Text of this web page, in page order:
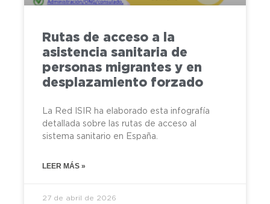
Rutas de acceso a la
asistencia sanitaria de
personas migrantes y en
desplazamiento forzado
La Red ISIR ha elaborado esta infografía
detallada sobre las rutas de acceso al
sistema sanitario en España.
LEER MÁS »
27 de abril de 2026